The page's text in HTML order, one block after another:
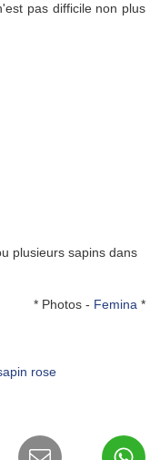
pas difficile non plus
plusieurs sapins dans
* Photos - Femina *
rose